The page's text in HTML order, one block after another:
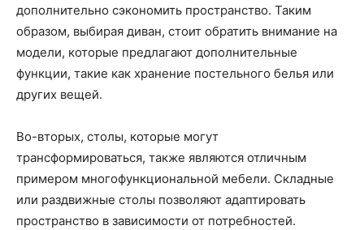
дополнительно сэкономить пространство. Таким
образом, выбирая диван, стоит обратить внимание на
модели, которые предлагают дополнительные
функции, такие как хранение постельного белья или
других вещей.
Во-вторых, столы, которые могут
трансформироваться, также являются отличным
примером многофункциональной мебели. Складные
или раздвижные столы позволяют адаптировать
пространство в зависимости от потребностей.